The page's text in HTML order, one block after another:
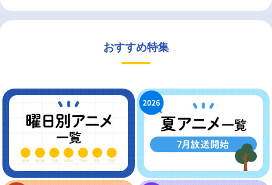
おすすめ特集